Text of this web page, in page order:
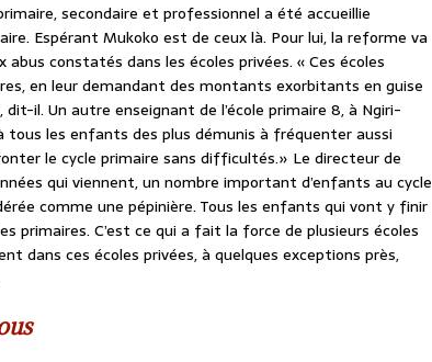
secondaire et professionnel a été accueillie
Espérant Mukoko est de ceux là. Pour lui, la reforme va
constatés dans les écoles privées. « Ces écoles
en leur demandant des montants exorbitants en guise
il. Un autre enseignant de l’école primaire 8, à Ngiri-
tous les enfants des plus démunis à fréquenter aussi
le cycle primaire sans difficultés.» Le directeur de
qui viennent, un nombre important d’enfants au cycle
comme une pépinière. Tous les enfants qui vont y finir
primaires. C’est ce qui a fait la force de plusieurs écoles
dans ces écoles privées, à quelques exceptions près,